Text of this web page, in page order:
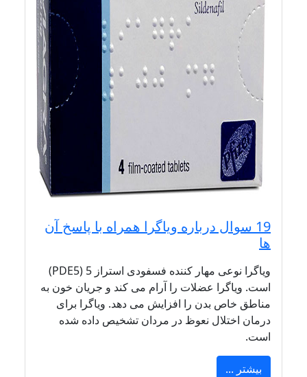
19 سوال درباره ویاگرا همراه با پاسخ آن
ها
ویاگرا نوعی مهار کننده فسفودی استراز 5 (PDE5)
است. ویاگرا عضلات را آرام می کند و جریان خون به
مناطق خاص بدن را افزایش می دهد. ویاگرا برای
درمان اختلال نعوظ در مردان تشخیص داده شده
است.
بیشتر ...